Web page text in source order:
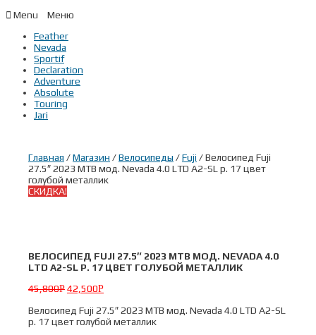
Menu
Feather
Nevada
Sportif
Declaration
Adventure
Absolute
Touring
Jari
Главная /Магазин /Велосипеды /Fuji / Велосипед Fuji
27.5″ 2023 MTB мод. Nevada 4.0 LTD A2-SL р. 17 цвет
голубой металлик
СКИДКА!
ВЕЛОСИПЕД FUJI 27.5″ 2023 MTB МОД. NEVADA 4.0
LTD A2-SL Р. 17 ЦВЕТ ГОЛУБОЙ МЕТАЛЛИК
45,800Р 42,500Р
Велосипед Fuji 27.5″ 2023 MTB мод. Nevada 4.0 LTD A2-SL
р. 17 цвет голубой металлик